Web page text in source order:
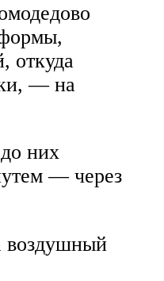
откуда
— на
них
— через
воздушный